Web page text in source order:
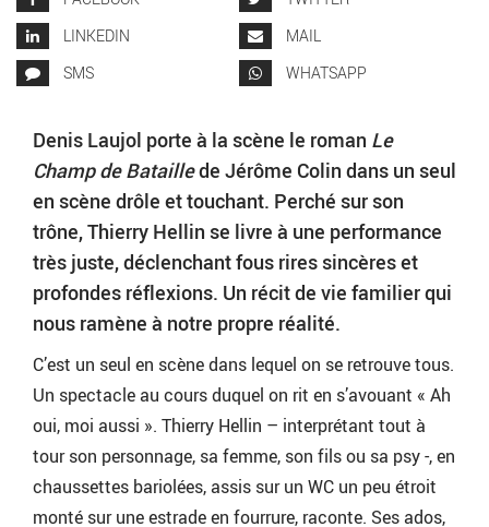
LINKEDIN
MAIL
SMS
WHATSAPP
Denis Laujol porte à la scène le roman Le
Champ de Bataillede Jérôme Colin dans un seul
en scène drôle et touchant. Perché sur son
trône, Thierry Hellin se livre à une performance
très juste, déclenchant fous rires sincères et
profondes réflexions. Un récit de vie familier qui
nous ramène à notre propre réalité.
C’est un seul en scène dans lequel on se retrouve tous.
Un spectacle au cours duquel on rit en s’avouant « Ah
oui, moi aussi ». Thierry Hellin – interprétant tout à
tour son personnage, sa femme, son fils ou sa psy -, en
chaussettes bariolées, assis sur un WC un peu étroit
monté sur une estrade en fourrure, raconte. Ses ados,